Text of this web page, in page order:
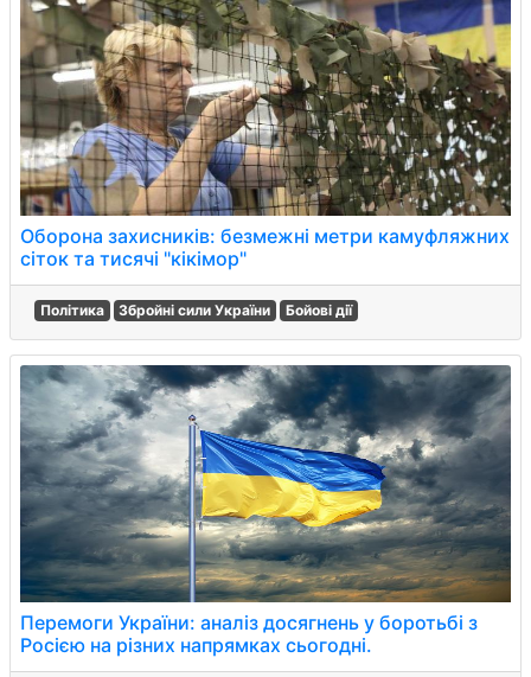
Оборона захисників: безмежні метри камуфляжних
сіток та тисячі "кікімор"
Політика Збройні сили України Бойові дії
Перемоги України: аналіз досягнень у боротьбі з
Росією на різних напрямках сьогодні.